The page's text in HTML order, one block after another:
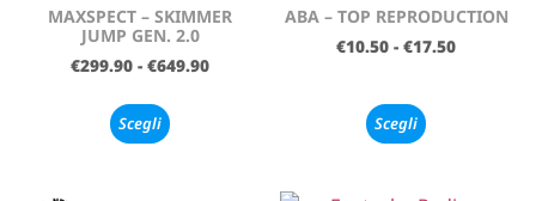
MAXSPECT – SKIMMER
JUMP GEN. 2.0
€299.90 - €649.90
Scegli
ABA – TOP REPRODUCTION
€10.50 - €17.50
Scegli